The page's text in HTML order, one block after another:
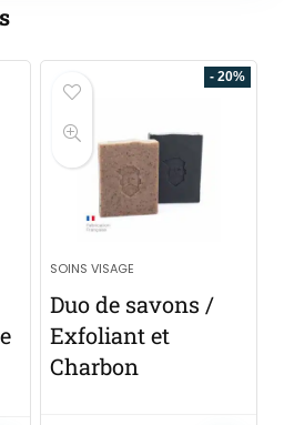
- 20%
SOINS VISAGE
Duo de savons /
Exfoliant et
Charbon